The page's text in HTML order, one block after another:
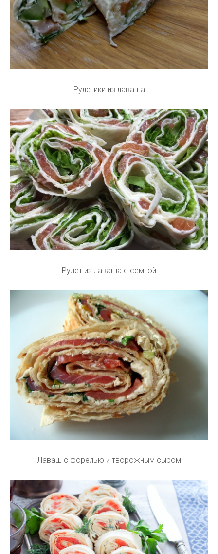
Рулетики из лаваша
Рулет из лаваша с семгой
Лаваш с форелью и творожным сыром